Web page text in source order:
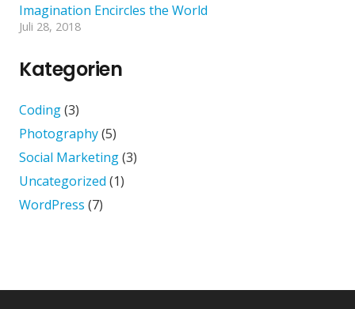
Imagination Encircles the World
Juli 28, 2018
Kategorien
Coding(3)
Photography(5)
Social Marketing(3)
Uncategorized (1)
WordPress (7)